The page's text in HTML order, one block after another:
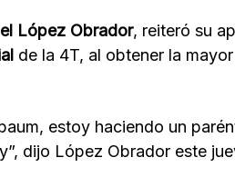
López Obrador, reiteró su
de la 4T, al obtener la
estoy haciendo un
dijo López Obrador este